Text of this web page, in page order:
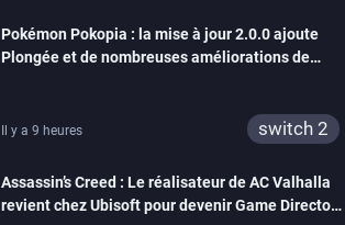
Pokémon Pokopia : la mise à jour 2.0.0 ajoute
Plongée et de nombreuses améliorations de
Il y a 9 heures switch 2
Assassin’s Creed : Le réalisateur de AC Valhalla
revient chez Ubisoft pour devenir Game Director